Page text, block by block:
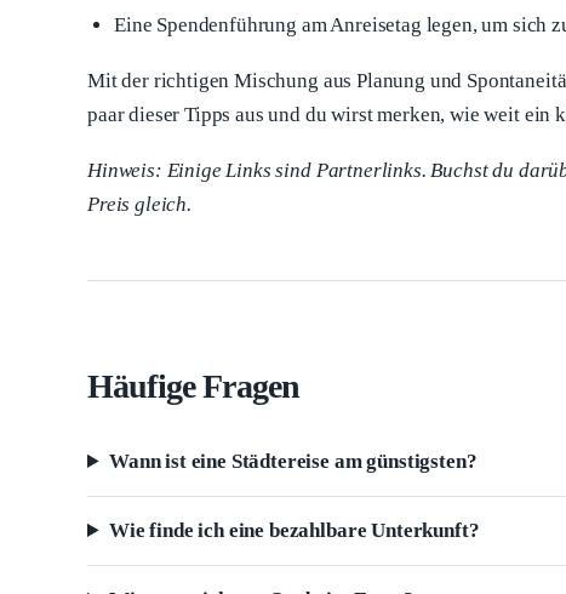
Eine Spendenführung am Anreisetag legen, um sich
Mit der richtigen Mischung aus Planung und
paar dieser Tipps aus und du wirst merken, wie weit ein
Hinweis: Einige Links sind Partnerlinks. Buchst du
Preis gleich.
Häufige Fragen
Wann ist eine Städtereise am günstigsten?
Wie finde ich eine bezahlbare Unterkunft?